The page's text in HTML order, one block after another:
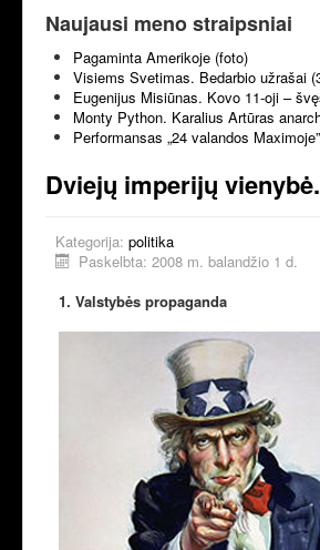
Naujausi meno straipsniai
Pagaminta Amerikoje (foto)
Visiems Svetimas. Bedarbio užrašai
Eugenijus Misiūnas. Kovo 11-oji –
Monty Python. Karalius Artūras
Performansas „24 valandos
Dviejų imperijų
Kategorija: politika
Paskelbta: 2008 m. balandžio 1 d.
1. Valstybės propaganda